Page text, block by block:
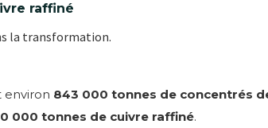
raffiné
la transformation.
environ 843 000 tonnes de concentrés
000 tonnes de cuivre raffiné.